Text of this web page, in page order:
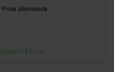
Prise allemande
1-3 jours